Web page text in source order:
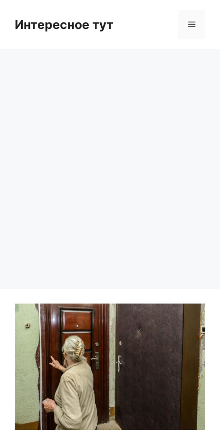
contentИнтересное тут Menu